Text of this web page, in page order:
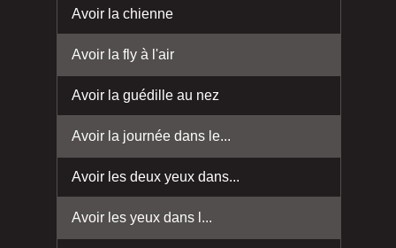
Avoir la chienne
Avoir la fly à l'air
Avoir la guédille au nez
Avoir la journée dans le...
Avoir les deux yeux dans...
Avoir les yeux dans l...